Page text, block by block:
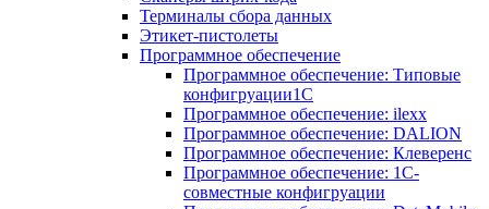
Терминалы сбора данных
Этикет-пистолеты
Программное обеспечение
Программное обеспечение: Типовые
конфигруации1С
Программное обеспечение: ilexx
Программное обеспечение: DALION
Программное обеспечение: Клеверенс
Программное обеспечение: 1С-
совместные конфигруации